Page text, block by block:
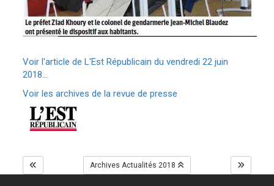
Voir l'article de L'Est Républicain du vendredi 22 juin
2018...
Voir les archives de la revue de presse
Archives Actualités 2018